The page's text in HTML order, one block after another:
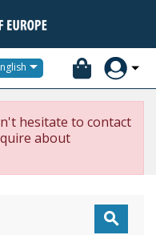

hesitate to contact
about
